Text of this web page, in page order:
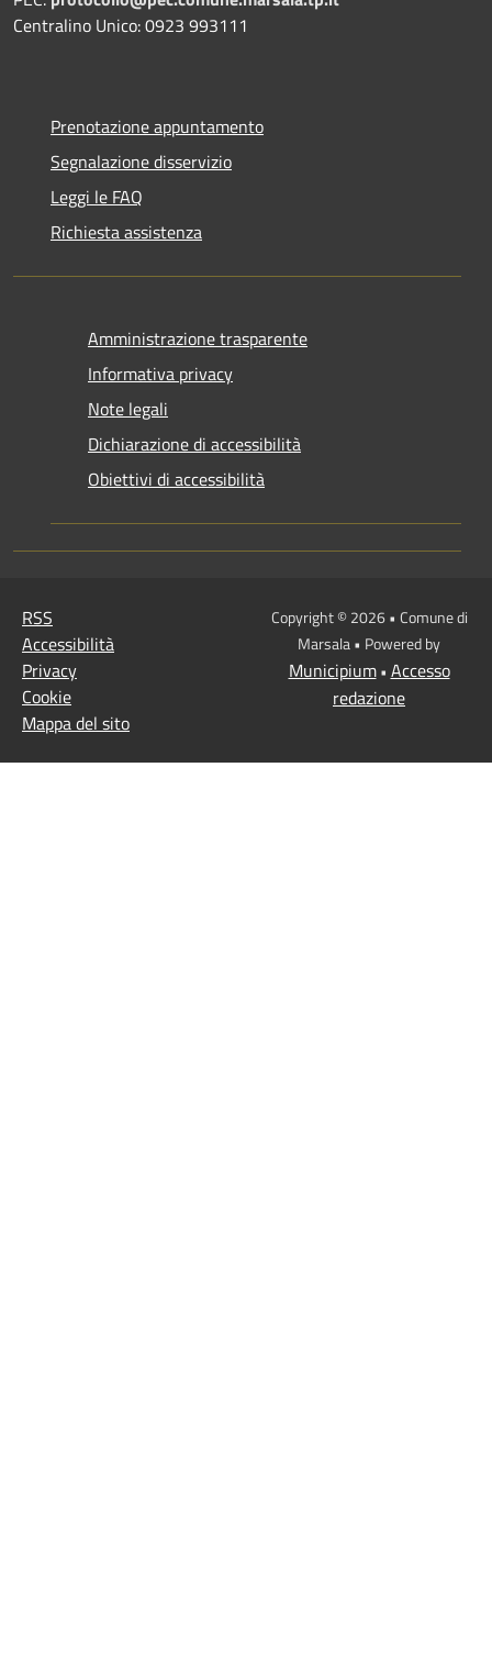
Centralino Unico: 0923 993111
Prenotazione appuntamento
Segnalazione disservizio
Leggi le FAQ
Richiesta assistenza
Amministrazione trasparente
Informativa privacy
Note legali
Dichiarazione di accessibilità
Obiettivi di accessibilità
RSS
Accessibilità
Privacy
Cookie
Mappa del sito
Copyright © 2026 • Comune di
Marsala • Powered by
Municipium• Accesso
redazione